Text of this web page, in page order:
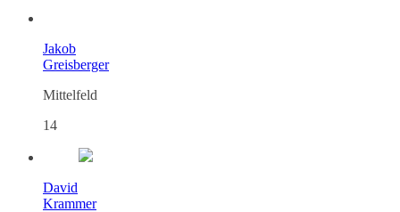
Jakob
Greisberger
Mittelfeld
14
David
Krammer